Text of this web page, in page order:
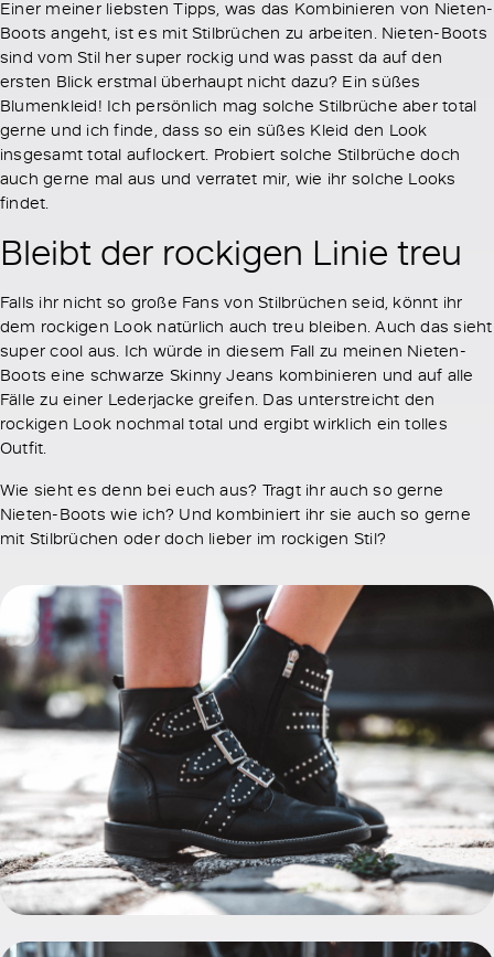
Einer meiner liebsten Tipps, was das Kombinieren von Nieten-
Boots angeht, ist es mit Stilbrüchen zu arbeiten. Nieten-Boots
sind vom Stil her super rockig und was passt da auf den
ersten Blick erstmal überhaupt nicht dazu? Ein süßes
Blumenkleid! Ich persönlich mag solche Stilbrüche aber total
gerne und ich finde, dass so ein süßes Kleid den Look
insgesamt total auflockert. Probiert solche Stilbrüche doch
auch gerne mal aus und verratet mir, wie ihr solche Looks
findet.
Bleibt der rockigen Linie treu
Falls ihr nicht so große Fans von Stilbrüchen seid, könnt ihr
dem rockigen Look natürlich auch treu bleiben. Auch das sieht
super cool aus. Ich würde in diesem Fall zu meinen Nieten-
Boots eine schwarze Skinny Jeans kombinieren und auf alle
Fälle zu einer Lederjacke greifen. Das unterstreicht den
rockigen Look nochmal total und ergibt wirklich ein tolles
Outfit.
Wie sieht es denn bei euch aus? Tragt ihr auch so gerne
Nieten-Boots wie ich? Und kombiniert ihr sie auch so gerne
mit Stilbrüchen oder doch lieber im rockigen Stil?